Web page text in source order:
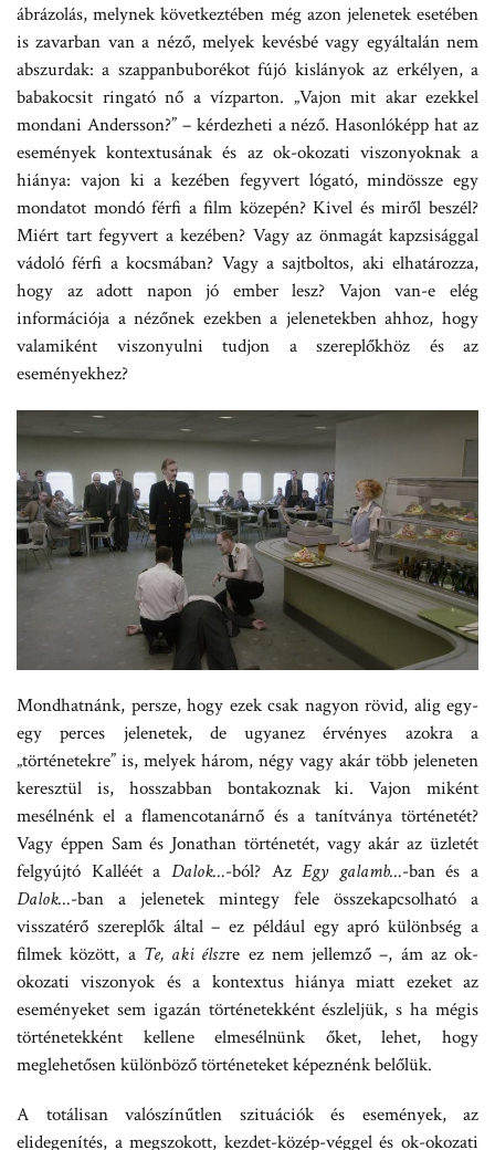
ábrázolás, melynek következtében még azon jelenetek esetében
is zavarban van a néző, melyek kevésbé vagy egyáltalán nem
abszurdak: a szappanbuborékot fújó kislányok az erkélyen, a
babakocsit ringató nő a vízparton. „Vajon mit akar ezekkel
mondani Andersson?” – kérdezheti a néző. Hasonlóképp hat az
események kontextusának és az ok-okozati viszonyoknak a
hiánya: vajon ki a kezében fegyvert lógató, mindössze egy
mondatot mondó férfi a film közepén? Kivel és miről beszél?
Miért tart fegyvert a kezében? Vagy az önmagát kapzsisággal
vádoló férfi a kocsmában? Vagy a sajtboltos, aki elhatározza,
hogy az adott napon jó ember lesz? Vajon van-e elég
információja a nézőnek ezekben a jelenetekben ahhoz, hogy
valamiként viszonyulni tudjon a szereplőkhöz és az
eseményekhez?
Mondhatnánk, persze, hogy ezek csak nagyon rövid, alig egy-
egy perces jelenetek, de ugyanez érvényes azokra a
„történetekre” is, melyek három, négy vagy akár több jeleneten
keresztül is, hosszabban bontakoznak ki. Vajon miként
mesélnénk el a flamencotanárnő és a tanítványa történetét?
Vagy éppen Sam és Jonathan történetét, vagy akár az üzletét
felgyújtó Kalléét a Dalok…-ból? AzEgy galamb…-ban és a
Dalok…-ban a jelenetek mintegy fele összekapcsolható a
visszatérő szereplők által – ez például egy apró különbség a
filmek között, a Te, aki élszre ez nem jellemző –, ám az ok-
okozati viszonyok és a kontextus hiánya miatt ezeket az
eseményeket sem igazán történetekként észleljük, s ha mégis
történetekként kellene elmesélnünk őket, lehet, hogy
meglehetősen különböző történeteket képeznénk belőlük.
A totálisan valószínűtlen szituációk és események, az
elidegenítés, a megszokott, kezdet-közép-véggel és ok-okozati